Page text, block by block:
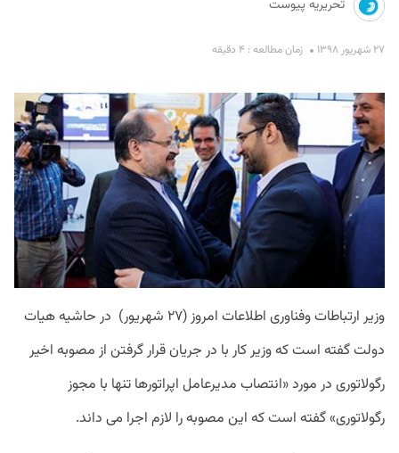
تحریریه پیوست
۲۷ شهریور ۱۳۹۸ زمان مطالعه : ۴ دقیقه
وزیر ارتباطات وفناوری اطلاعات امروز (۲۷ شهریور) در حاشیه هیات
دولت گفته است که وزیر کار با در جریان قرار گرفتن از مصوبه اخیر
رگولاتوری در مورد «انتصاب مدیرعامل اپراتورها تنها با مجوز
رگولاتوری» گفته است که این مصوبه را لازم اجرا می داند.